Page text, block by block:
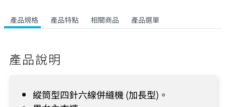
產品規格 產品特點 相關商品 產品選單
產品說明
縱筒型四針六線併縫機 (加長型)。